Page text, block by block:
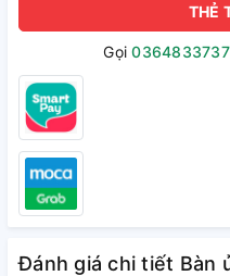
THẺ
Gọi0364833737
Đánh giá chi tiết Bàn